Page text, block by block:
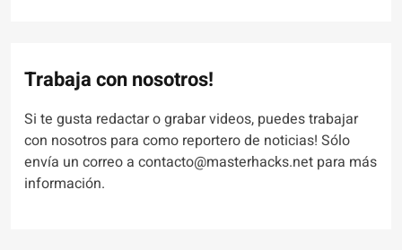
Trabaja con nosotros!
Si te gusta redactar o grabar videos, puedes trabajar
con nosotros para como reportero de noticias! Sólo
envía un correo a contacto@masterhacks.net para más
información.